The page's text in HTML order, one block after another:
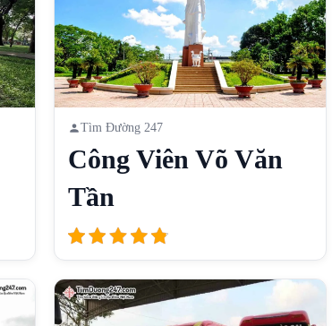
Tìm Đường 247
Công Viên Võ Văn
Tần